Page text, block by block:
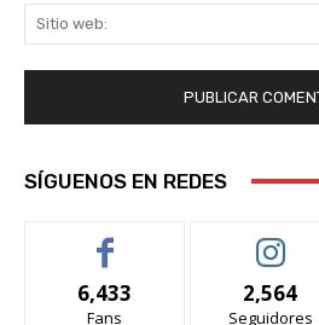
SÍGUENOS EN REDES
6,433
Fans
2,564
Seguidores